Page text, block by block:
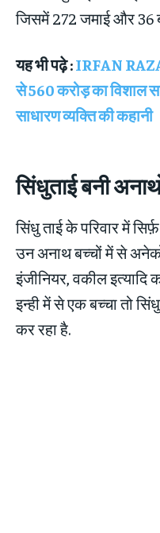
जिसमें 272 जमाई और 36
यह भी पढ़े :IRFAN
से 560 करोड़ का विशाल
साधारण व्यक्ति की कहानी
सिंधुताई बनी
सिंधु ताई के परिवार में
उन अनाथ बच्चों में से
इंजीनियर, वकील
इन्ही में से एक बच्‍चा तो
कर रहा है.